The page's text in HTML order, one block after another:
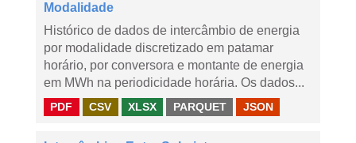
Modalidade
Histórico de dados de intercâmbio de energia
por modalidade discretizado em patamar
horário, por conversora e montante de energia
em MWh na periodicidade horária. Os dados...
PDF CSV XLSX PARQUET JSON